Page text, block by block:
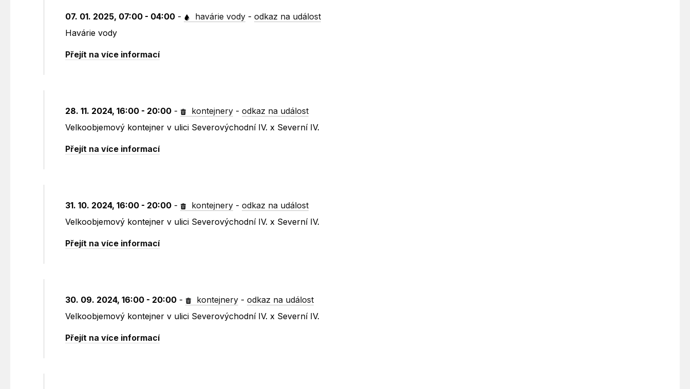
07. 01. 2025, 07:00 - 04:00 - havárie vody -odkaz na událost
Havárie vody
Přejít na více informací
28. 11. 2024, 16:00 - 20:00 - kontejnery -odkaz na událost
Velkoobjemový kontejner v ulici Severovýchodní IV. x Severní IV.
Přejít na více informací
31. 10. 2024, 16:00 - 20:00 - kontejnery -odkaz na událost
Velkoobjemový kontejner v ulici Severovýchodní IV. x Severní IV.
Přejít na více informací
30. 09. 2024, 16:00 - 20:00 - kontejnery -odkaz na událost
Velkoobjemový kontejner v ulici Severovýchodní IV. x Severní IV.
Přejít na více informací